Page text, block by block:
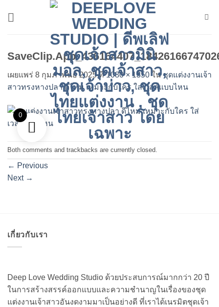
เผยแพร่ 8 กุมภาพันธ์ 2025ที่1080 × 1350ในชุดแต่งงานเจ้า
สาวทรงหางปลา ดีไหม เหมาะกับใคร ใส่เวลล์แบบไหน
Both comments and trackbacks are currently closed.
← Previous
Next →
เกี่ยวกับเรา
Deep Love Wedding Studio ด้วยประสบการณ์มากกว่า 20 ปี
ในการสร้างสรรค์ออกแบบและความชำนาญในเรื่องของชุด
แต่งงานเจ้าสาวอันงดงามมาเป็นอย่างดี ที่เราได้เนรมิตชุดเจ้า
0